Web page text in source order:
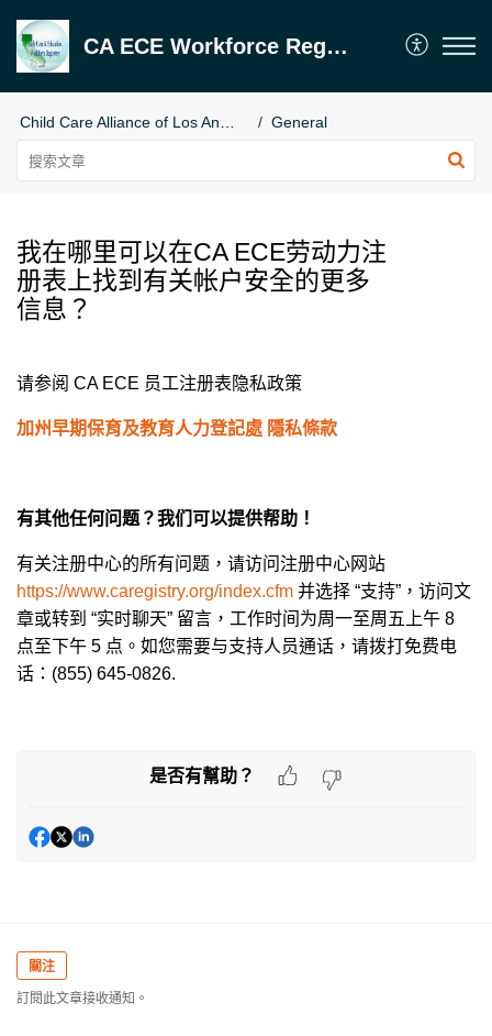
CA ECE Workforce Registry
General
我在哪里可以在CA ECE劳动力注
册表上找到有关帐户安全的更多
信息？
请参阅 CA ECE 员工注册表隐私政策
加州早期保育及教育人力登記處 隱私條款
有其他任何问题？我们可以提供帮助！
有关注册中心的所有问题，请访问注册中心网站
https://www.caregistry.org/index.cfm 并选择 “支持”，访问文
章或转到 “实时聊天” 留言，工作时间为周一至周五上午 8
点至下午 5 点。如您需要与支持人员通话，请拨打免费电
话：(855) 645-0826.
是否有幫助？
關注
訂閱此文章接收通知。